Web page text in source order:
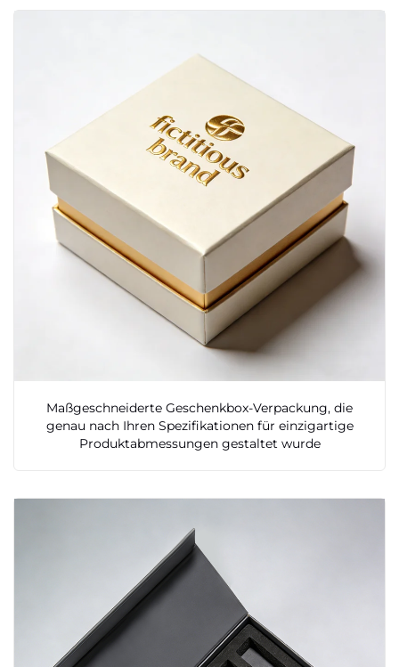
Maßgeschneiderte Geschenkbox-Verpackung, die
genau nach Ihren Spezifikationen für einzigartige
Produktabmessungen gestaltet wurde